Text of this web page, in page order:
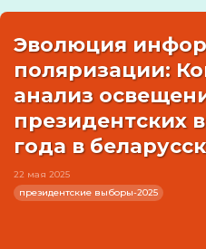
Эволюция
поляризации:
анализ
президентских
года в
22 мая 2025
президентские выборы-2025